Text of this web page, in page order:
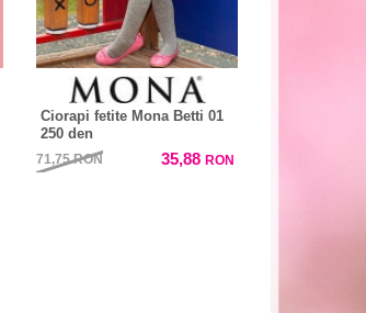
Ciorapi fetite Mona Betti 01
250 den
71,75RON 35,88 RON